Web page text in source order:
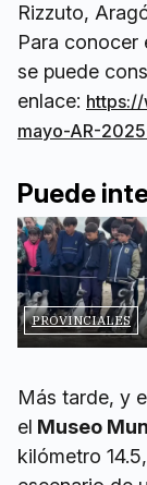
Rizzuto,
Para conocer
se puede
enlace:
mayo-AR-
Puede
PROVINCIALES
Más tarde, y
el Museo
kilómetro